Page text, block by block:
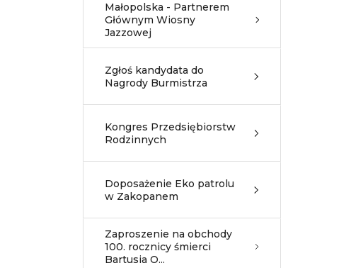
Małopolska - Partnerem
Głównym Wiosny
Jazzowej
Zgłoś kandydata do
Nagrody Burmistrza
Kongres Przedsiębiorstw
Rodzinnych
Doposażenie Eko patrolu
w Zakopanem
Zaproszenie na obchody
100. rocznicy śmierci
Bartusia O...